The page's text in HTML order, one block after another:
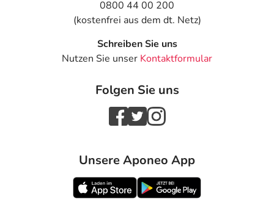
0800 44 00 200
(kostenfrei aus dem dt. Netz)
Schreiben Sie uns
Nutzen Sie unser Kontaktformular
Folgen Sie uns
Unsere Aponeo App